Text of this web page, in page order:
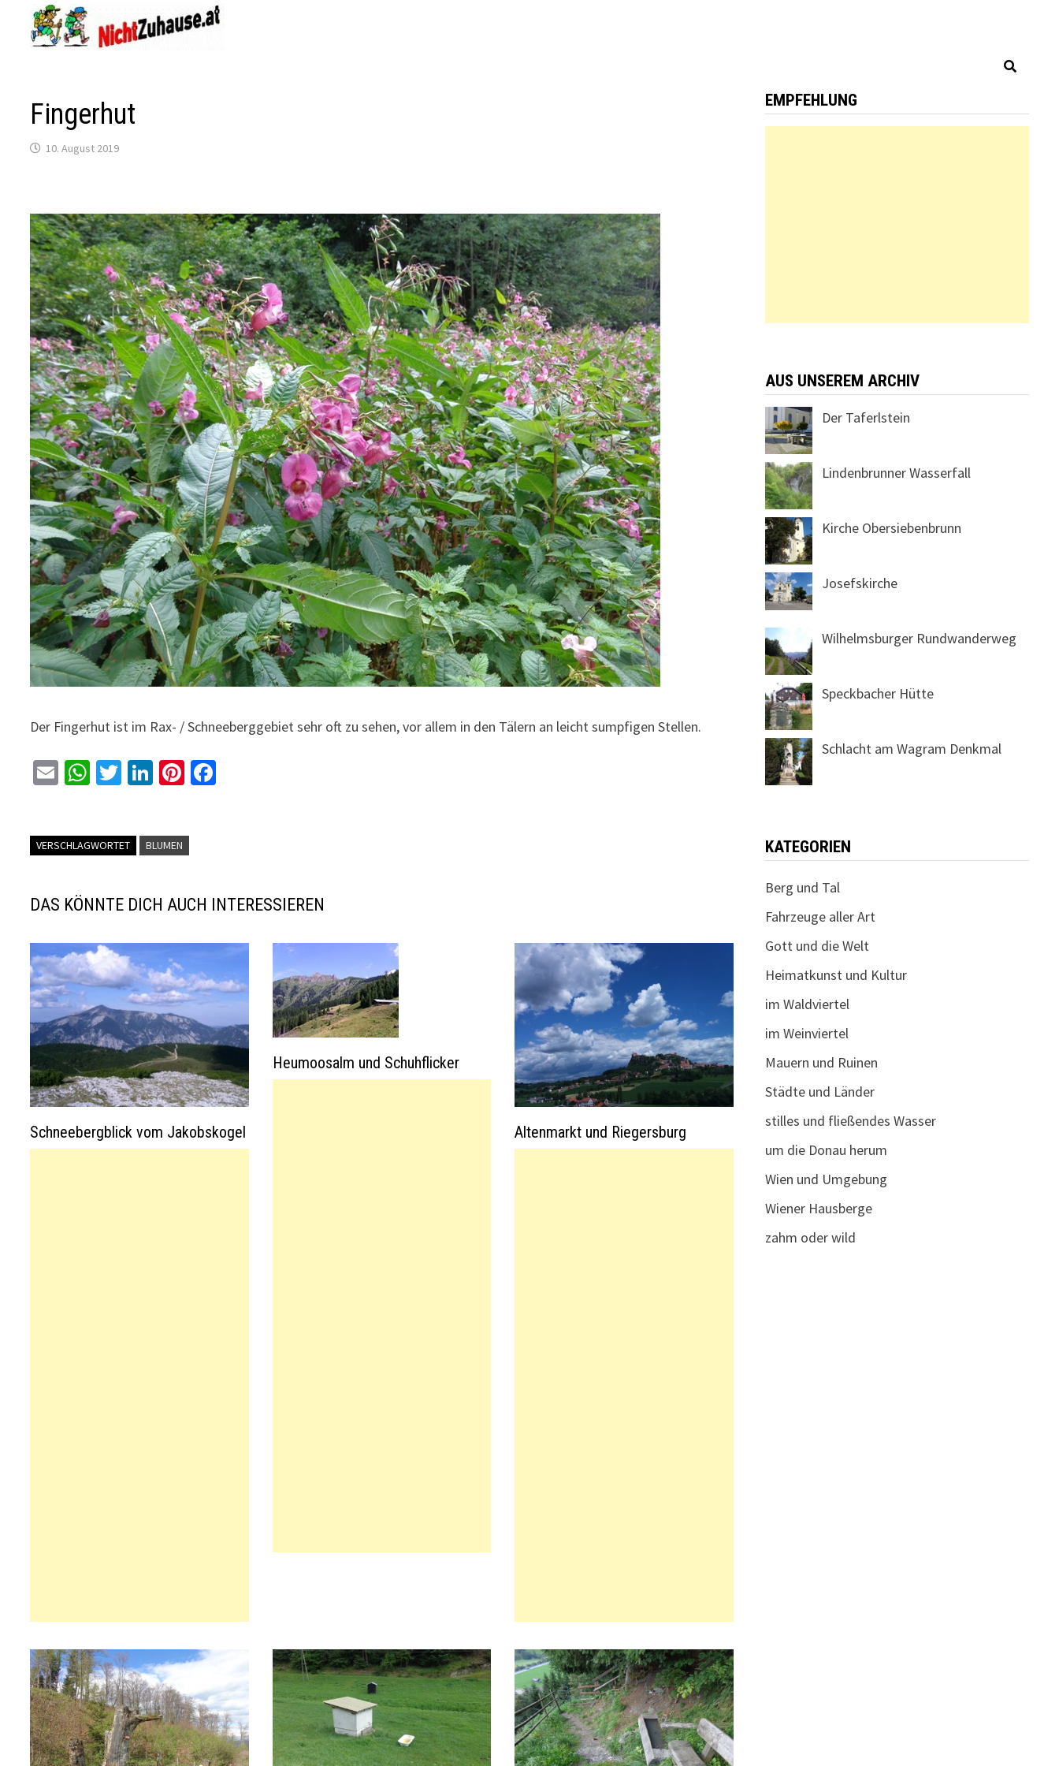
Inhalt
springen
Fingerhut
10. August 2019
Der Fingerhut ist im Rax- / Schneeberggebiet sehr oft zu sehen, vor allem in den Tälern an leicht sumpfigen Stellen.
E
l
W
sA
p
T
er
Li
dI
Pi
es
k
VERSCHLAGWORTET BLUMEN
DAS KÖNNTE DICH AUCH INTERESSIEREN
Schneebergblick vom Jakobskogel
Heumoosalm und Schuhflicker
Altenmarkt und Riegersburg
EMPFEHLUNG
AUS UNSEREM ARCHIV
Der Taferlstein
Lindenbrunner Wasserfall
Kirche Obersiebenbrunn
Josefskirche
Wilhelmsburger Rundwanderweg
Speckbacher Hütte
Schlacht am Wagram Denkmal
KATEGORIEN
Berg und Tal
Fahrzeuge aller Art
Gott und die Welt
Heimatkunst und Kultur
im Waldviertel
im Weinviertel
Mauern und Ruinen
Städte und Länder
stilles und fließendes Wasser
um die Donau herum
Wien und Umgebung
Wiener Hausberge
zahm oder wild